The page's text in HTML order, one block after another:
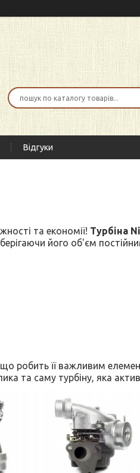
Відгуки
та економії! Турбіна
його об'єм
робить її важливим
та саму турбіну, яка